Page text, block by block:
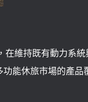
維持既有動力系
能休旅市場的產品